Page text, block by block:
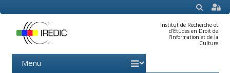
SEARCH
Institut de Recherche et
d'Études en Droit de
l'Information et de la
Culture
Menu